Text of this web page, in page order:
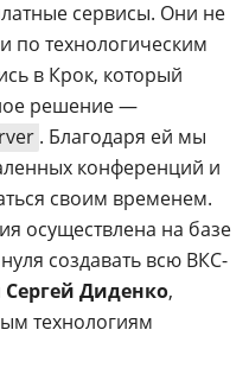
сервисы. Они не
по технологическим
в Крок, который
решение —
. Благодаря ей мы
конференций и
своим временем.
осуществлена на базе
создавать всю ВКС-
Сергей Диденко,
технологиям